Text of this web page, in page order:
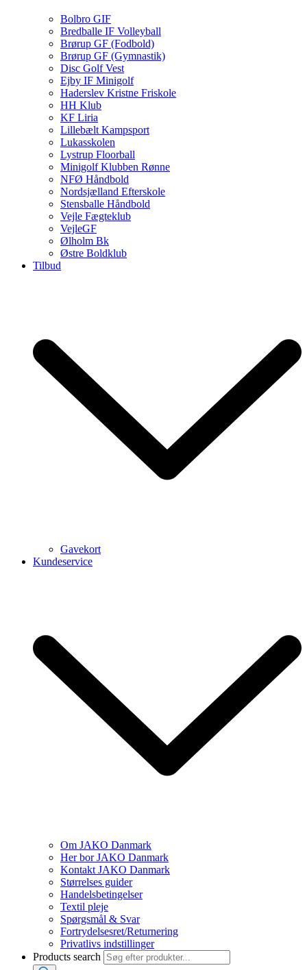
Bolbro GIF
Bredballe IF Volleyball
Brørup GF (Fodbold)
Brørup GF (Gymnastik)
Disc Golf Vest
Ejby IF Minigolf
Haderslev Kristne Friskole
HH Klub
KF Liria
Lillebælt Kampsport
Lukasskolen
Lystrup Floorball
Minigolf Klubben Rønne
NFØ Håndbold
Nordsjælland Efterskole
Stensballe Håndbold
Vejle Fægteklub
VejleGF
Ølholm Bk
Østre Boldklub
Tilbud
Gavekort
Kundeservice
Om JAKO Danmark
Her bor JAKO Danmark
Kontakt JAKO Danmark
Størrelses guider
Handelsbetingelser
Textil pleje
Spørgsmål & Svar
Fortrydelsesret/Returnering
Privatlivs indstillinger
Products search